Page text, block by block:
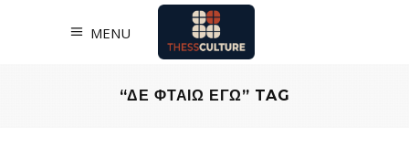
MENU
“ΔΕ ΦΤΑΙΩ ΕΓΩ” TAG